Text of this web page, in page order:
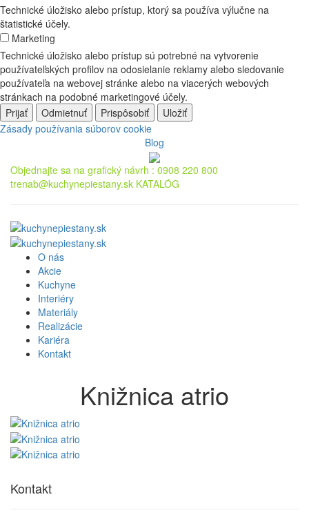
Technické úložisko alebo prístup, ktorý sa používa výlučne na
štatistické účely.
Marketing
Technické úložisko alebo prístup sú potrebné na vytvorenie
používateľských profilov na odosielanie reklamy alebo sledovanie
používateľa na webovej stránke alebo na viacerých webových
stránkach na podobné marketingové účely.
Prijať
Odmietnuť Prispôsobiť
Uložiť
Zásady používania súborov cookie
Blog
Objednajte sa na grafický návrh : 0908 220 800
trenab@kuchynepiestany.sk KATALÓG
O nás
Akcie
Kuchyne
Interiéry
Materiály
Realizácie
Kariéra
Kontakt
Knižnica atrio
Kontakt